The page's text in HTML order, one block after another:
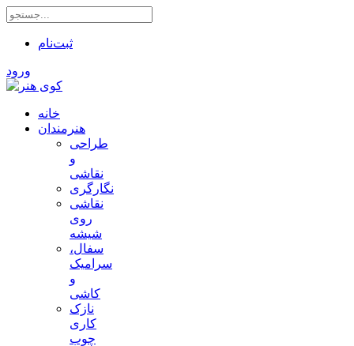
ثبت‌نام
ورود
خانه
هنرمندان
طراحی
و
نقاشی
نگارگری
نقاشی
روی
شیشه
سفال،
سرامیک
و
کاشی
نازک
کاری
چوب